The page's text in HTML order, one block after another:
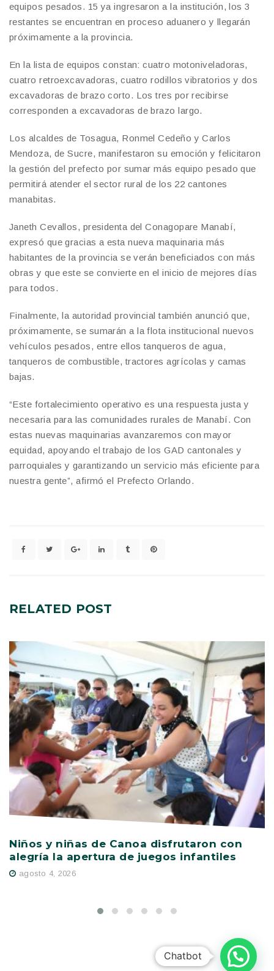
equipos pesados. 15 ya ingresaron a la institución, los 3
restantes se encuentran en proceso aduanero y llegarán
próximamente a la provincia.
En la lista de equipos constan: cuatro motoniveladoras,
cuatro retroexcavadoras, cuatro rodillos vibratorios y dos
excavadoras de brazo corto. Los tres por recibirse
corresponden a excavadoras de brazo largo.
Los alcaldes de Tosagua, Ronmel Cedeño y Carlos
Mendoza, de Sucre, manifestaron su emoción y felicitaron
la gestión del prefecto por sumar más equipo pesado que
permitirá atender el sector rural de los 22 cantones
manabitas.
Janeth Cevallos, presidenta del Conagopare Manabí,
expresó que gracias a esta nueva maquinaria más
habitantes de la provincia se verán beneficiados con más
obras y que este se convierte en el inicio de mejores días
para todos.
Finalmente, la autoridad provincial también anunció que,
próximamente, se sumarán a la flota institucional nuevos
vehículos pesados, entre ellos tanqueros de agua,
tanqueros de combustible, tractores agrícolas y camas
bajas.
“Este fortalecimiento operativo es una respuesta justa y
necesaria para las comunidades rurales de Manabí. Con
estas nuevas maquinarias avanzaremos con mayor
equidad, apoyando el trabajo de los GAD cantonales y
parroquiales y garantizando un servicio más eficiente para
nuestra gente”, afirmó el Prefecto Orlando.
RELATED POST
Niños y niñas de Canoa disfrutaron con
alegría la apertura de juegos infantiles
agosto 4, 2026
Chatbot